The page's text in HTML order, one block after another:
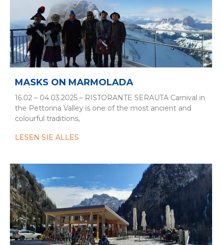
MASKS ON MARMOLADA
16.02 – 04.03.2025 – RISTORANTE SERAUTA Carnival in
the Pettorina Valley is one of the most ancient and
colourful traditions,
LESEN SIE ALLES